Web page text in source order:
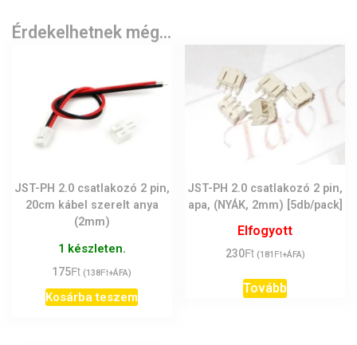
Érdekelhetnek még…
JST-PH 2.0 csatlakozó 2 pin,
20cm kábel szerelt anya
(2mm)
1 készleten.
175Ft (138Ft+ÁFA)
Kosárba teszem
JST-PH 2.0 csatlakozó 2 pin,
apa, (NYÁK, 2mm) [5db/pack]
Elfogyott
230Ft (181 Ft+ÁFA)
Tovább